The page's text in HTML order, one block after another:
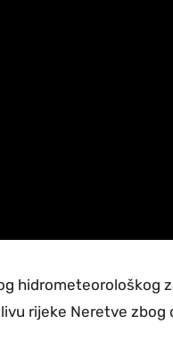
hidrometeorološkog
rijeke Neretve